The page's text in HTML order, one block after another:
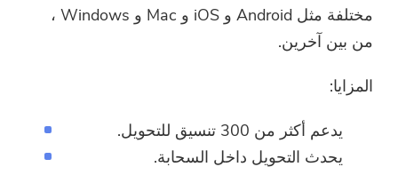
مختلفة مثل Android و iOS و Mac و Windows ،
من بين آخرين.
المزايا:
يدعم أكثر من 300 تنسيق للتحويل.
يحدث التحويل داخل السحابة.